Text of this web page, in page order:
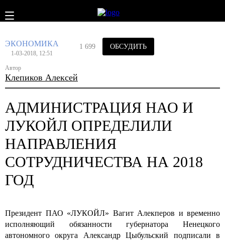
ЭКОНОМИКА
1-03-2018, 12:51
Автор
Клепиков Алексей
1 699 ОБСУДИТЬ
АДМИНИСТРАЦИЯ НАО И
ЛУКОЙЛ ОПРЕДЕЛИЛИ
НАПРАВЛЕНИЯ
СОТРУДНИЧЕСТВА НА 2018
ГОД
Президент ПАО «ЛУКОЙЛ» Вагит Алекперов и временно
исполняющий обязанности губернатора Ненецкого
автономного округа Александр Цыбульский подписали в